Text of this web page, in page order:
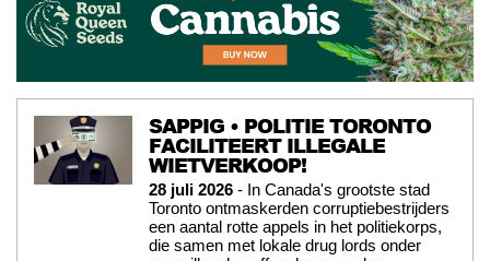
SAPPIG • POLITIE TORONTO
FACILITEERT ILLEGALE
WIETVERKOOP!
28 juli 2026 - In Canada's grootste stad
Toronto ontmaskerden corruptiebestrijders
een aantal rotte appels in het politiekorps,
die samen met lokale drug lords onder